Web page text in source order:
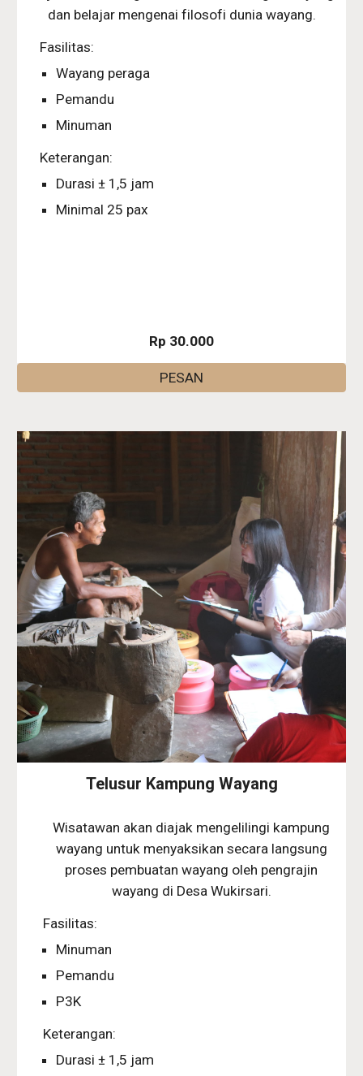
dan belajar mengenai filosofi dunia wayang.
Fasilitas:
Wayang peraga
Pemandu
Minuman
Keterangan:
Durasi ± 1,5 jam
Minimal 25 pax
Rp 30.000
PESAN
Telusur Kampung Wayang
Wisatawan akan diajak mengelilingi kampung
wayang untuk menyaksikan secara langsung
proses pembuatan wayang oleh pengrajin
wayang di Desa Wukirsari.
Fasilitas:
Minuman
Pemandu
P3K
Keterangan:
Durasi ± 1,5 jam